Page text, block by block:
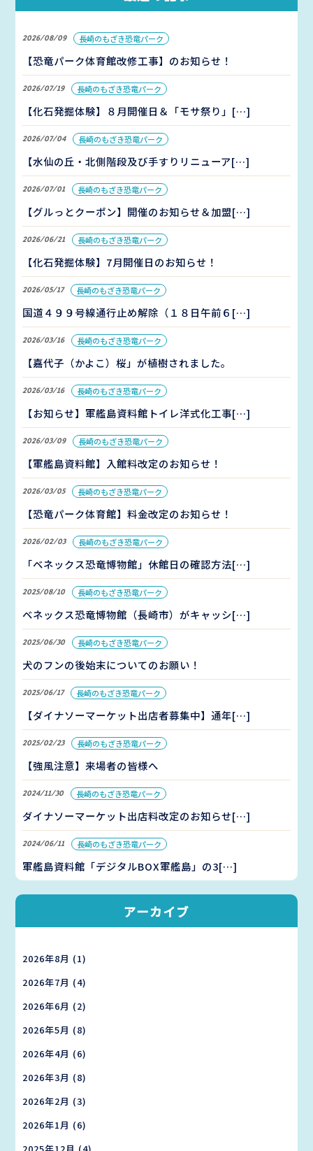
2026/08/09 長崎のもざき恐竜パーク
【恐竜パーク体育館改修工事】のお知らせ！
2026/07/19 長崎のもざき恐竜パーク
【化石発掘体験】８月開催日＆「モサ祭り」[…]
2026/07/04 長崎のもざき恐竜パーク
【水仙の丘・北側階段及び手すりリニューア[…]
2026/07/01 長崎のもざき恐竜パーク
【グルっとクーポン】開催のお知らせ＆加盟[…]
2026/06/21 長崎のもざき恐竜パーク
【化石発掘体験】7月開催日のお知らせ！
2026/05/17 長崎のもざき恐竜パーク
国道４９９号線通行止め解除（１８日午前６[…]
2026/03/16 長崎のもざき恐竜パーク
【嘉代子（かよこ）桜」が植樹されました。
2026/03/16 長崎のもざき恐竜パーク
【お知らせ】軍艦島資料館トイレ洋式化工事[…]
2026/03/09 長崎のもざき恐竜パーク
【軍艦島資料館】入館料改定のお知らせ！
2026/03/05 長崎のもざき恐竜パーク
【恐竜パーク体育館】料金改定のお知らせ！
2026/02/03 長崎のもざき恐竜パーク
「ベネックス恐竜博物館」休館日の確認方法[…]
2025/08/10 長崎のもざき恐竜パーク
ベネックス恐竜博物館（長崎市）がキャッシ[…]
2025/06/30 長崎のもざき恐竜パーク
犬のフンの後始末についてのお願い！
2025/06/17 長崎のもざき恐竜パーク
【ダイナソーマーケット出店者募集中】通年[…]
2025/02/23 長崎のもざき恐竜パーク
【強風注意】来場者の皆様へ
2024/11/30 長崎のもざき恐竜パーク
ダイナソーマーケット出店料改定のお知らせ[…]
2024/06/11 長崎のもざき恐竜パーク
軍艦島資料館「デジタルBOX軍艦島」の3[…]
アーカイブ
2026年8月 (1)
2026年7月 (4)
2026年6月 (2)
2026年5月 (8)
2026年4月 (6)
2026年3月 (8)
2026年2月 (3)
2026年1月 (6)